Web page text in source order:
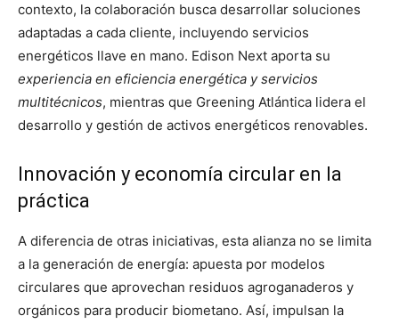
contexto, la colaboración busca desarrollar soluciones
adaptadas a cada cliente, incluyendo servicios
energéticos llave en mano. Edison Next aporta su
experiencia en eficiencia energética y servicios
multitécnicos, mientras que Greening Atlántica lidera el
desarrollo y gestión de activos energéticos renovables.
Innovación y economía circular en la
práctica
A diferencia de otras iniciativas, esta alianza no se limita
a la generación de energía: apuesta por modelos
circulares que aprovechan residuos agroganaderos y
orgánicos para producir biometano. Así, impulsan la